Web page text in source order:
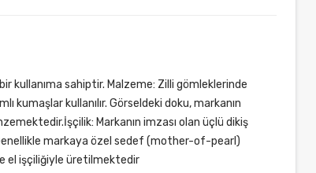
kullanıma sahiptir. Malzeme: Zilli gömleklerinde
kumaşlar kullanılır. Görseldeki doku, markanın
Markanın imzası olan üçlü dikiş
markaya özel sedef (mother-of-pearl)
el işçiliğiyle üretilmektedir